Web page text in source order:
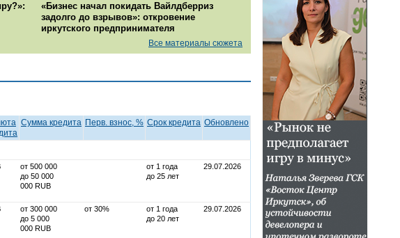
«Бизнес начал покидать Вайлдберриз
задолго до взрывов»: откровение
иркутского предпринимателя
Все материалы сюжета
Cумма кредита Перв. взнос, % Срок кредита Обновлено
от 500 000
до 50 000
000 RUB
от 1 года
до 25 лет
29.07.2026
от 300 000
до 5 000
000 RUB
от 30%
от 1 года
до 20 лет
29.07.2026